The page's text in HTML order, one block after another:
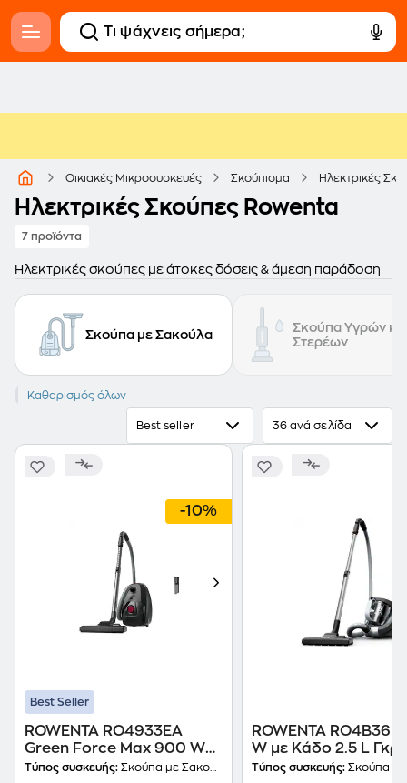
Οικιακές Μικροσυσκευές Σκούπισμα Ηλεκτρικές
Ηλεκτρικές Σκούπες Rowenta
7 προϊόντα
Ηλεκτρικές σκούπες με άτοκες δόσεις & άμεση παράδοση
Σκούπα με Σακούλα
Σκούπα Υγρών
Στερέων
ROWENTA
Καθαρισμός όλων
Best seller 36 ανά σελίδα
-10%
Best Seller
ROWENTA RO4933EA
Green Force Max 900 W
με Σακούλα 4.5 L Μαύρη
Τύπος συσκευής: Σκούπα με Σακούλα
ROWENTA
W με Κάδο 2.5 L Γκρι
Ηλεκτρική Σκούπα
Τύπος συσκευής: Σκούπα